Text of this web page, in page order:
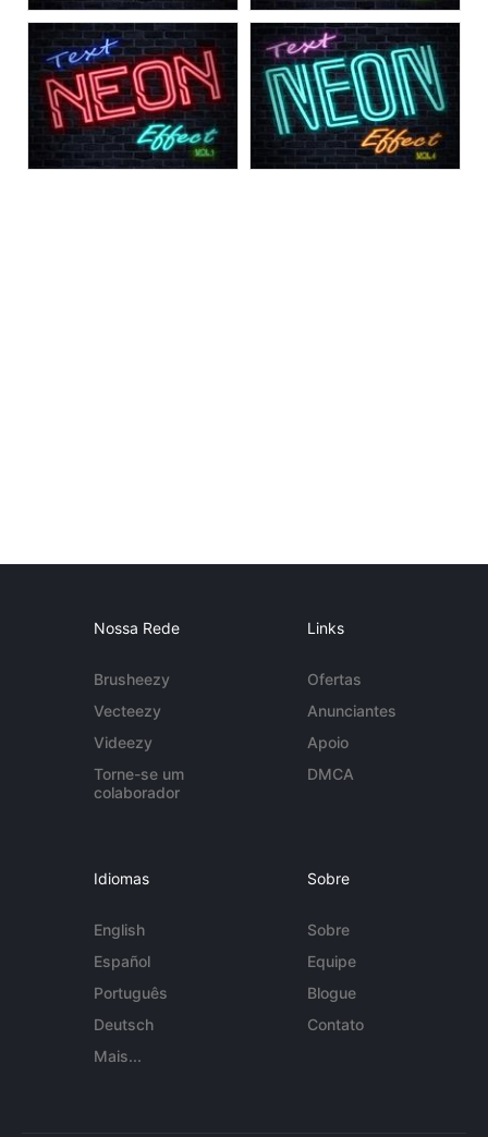
Nossa Rede
Brusheezy
Vecteezy
Videezy
Torne-se um
colaborador
Links
Ofertas
Anunciantes
Apoio
DMCA
Idiomas
English
Español
Português
Deutsch
Mais...
Sobre
Sobre
Equipe
Blogue
Contato